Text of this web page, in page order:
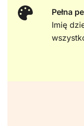
Pełna
Imię